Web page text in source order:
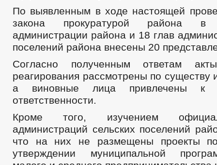
По выявленным в ходе настоящей
закона прокуратурой района
администрации района и 18 глав
поселений района внесены 20
Согласно полученным ответам акты
реагирования рассмотрены по существу
а виновные лица привлечены к
ответственности.
Кроме того, изучением
администраций сельских поселений
что на них не размещены проекты
утверждении муниципальной